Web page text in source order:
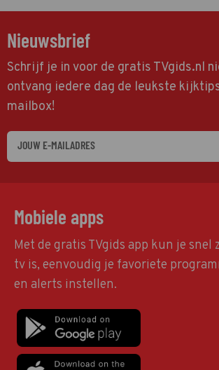
Nieuwsbrief
Schrijf je in voor de gratis TVgids.nl
ontvang iedere dag de leukste
mailbox!
Mobiele apps
Met de gratis TVgids app kun je snel
tv is, eenvoudig je favoriete
en alerts instellen.